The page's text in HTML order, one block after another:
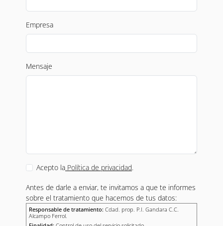
Empresa
Mensaje
Acepto la Política de privacidad.
Antes de darle a enviar, te invitamos a que te informes
sobre el tratamiento que hacemos de tus datos:
Responsable de tratamiento: Cdad. prop. P.I. Gandara C.C.
Alcampo Ferrol.